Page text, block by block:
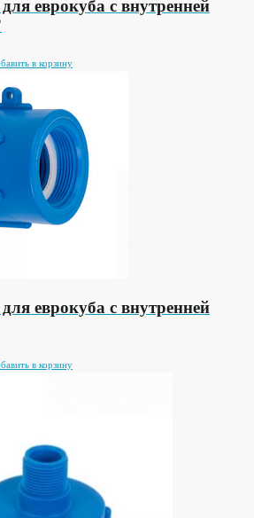
еврокуба с внутренней
в корзину
еврокуба с внутренней
в корзину